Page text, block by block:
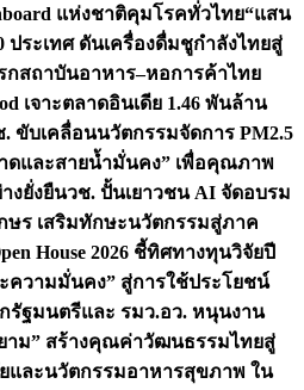
แห่งชาติคุมโรคทั่วไทย“แสน
ประเทศ ดันเครื่องดื่มชูกำลังไทยสู่
กสถาบันอาหาร–หอการค้าไทย
เจาะตลาดอินเดีย 1.46 พันล้าน
ขับเคลื่อนนวัตกรรมจัดการ PM2.5
ดและสายน้ำมั่นคง” เพื่อคุณภาพ
งยั่งยืนวช. ปั้นเยาวชน AI จัดอบรม
ษร เสริมทักษะนวัตกรรมสู่ภาค
House 2026 ชี้ทิศทางทุนวิจัยปี
ความมั่นคง” สู่การใช้ประโยชน์
รัฐมนตรีและ รมว.อว. หนุนงาน
าม” สร้างคุณค่าวัฒนธรรมไทยสู่
และนวัตกรรมอาหารสุขภาพ ใน